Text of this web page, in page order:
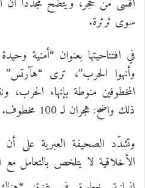
سوى ثرثرة.
في افتتاحيتها بعنوان “أمنية
وأنهوا الحرب”، ترى “هآرتس”
المخطوفين منوطة بإنهاء الحرب،
ذلك واضح: هجران لـ 100 مخطوف.
وتشدّد الصحيفة العبرية على أن
الأخلاقية لا يتلخص بالتعامل